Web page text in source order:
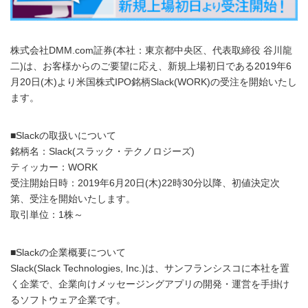
株式会社DMM.com証券(本社：東京都中央区、代表取締役 谷川龍
二)は、お客様からのご要望に応え、新規上場初日である2019年6
月20日(木)より米国株式IPO銘柄Slack(WORK)の受注を開始いたし
ます。
■Slackの取扱いについて
銘柄名：Slack(スラック・テクノロジーズ)
ティッカー：WORK
受注開始日時：2019年6月20日(木)22時30分以降、初値決定次
第、受注を開始いたします。
取引単位：1株～
■Slackの企業概要について
Slack(Slack Technologies, Inc.)は、サンフランシスコに本社を置
く企業で、企業向けメッセージングアプリの開発・運営を手掛け
るソフトウェア企業です。